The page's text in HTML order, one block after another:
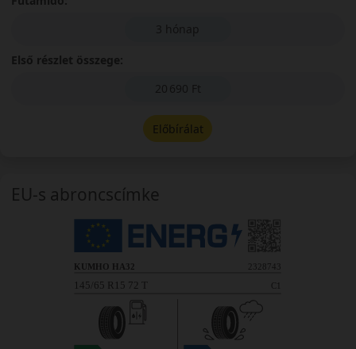
3 hónap
Első részlet összege:
20 690 Ft
Előbírálat
EU-s abroncscímke